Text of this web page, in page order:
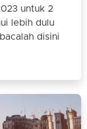
untuk 2
lebih dulu
disini